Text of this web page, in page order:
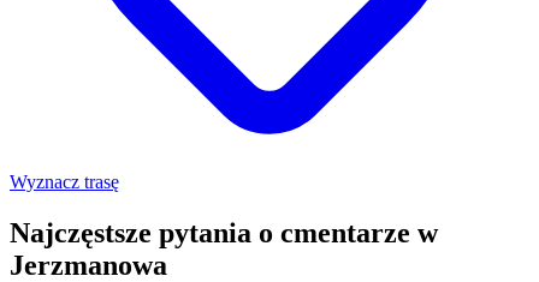
Wyznacz trasę
Najczęstsze pytania o cmentarze w
Jerzmanowa